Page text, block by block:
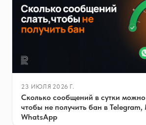
23 ИЮЛЯ 2026 Г.
Сколько сообщений в сутки можно
чтобы не получить бан в
WhatsApp